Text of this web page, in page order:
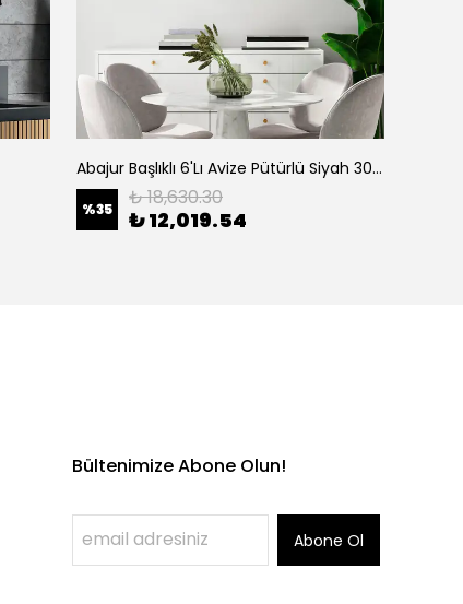
Abajur Başlıklı 6'Lı Avize Pütürlü Siyah 3002
%35 ₺ 18,630.30
₺ 12,019.54
Bültenimize Abone Olun!
Abone Ol